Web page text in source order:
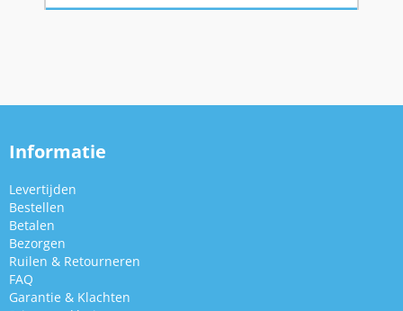
Informatie
Levertijden
Bestellen
Betalen
Bezorgen
Ruilen & Retourneren
FAQ
Garantie & Klachten